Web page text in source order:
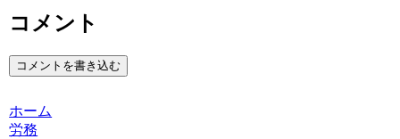
コメント
コメントを書き込む
ホーム
労務